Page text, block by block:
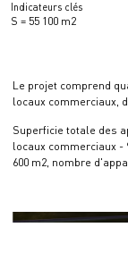
Indicateurs clés
S = 55 100 m2
Le projet comprend
locaux commerciaux,
Superficie totale des
locaux commerciaux -
600 m2, nombre